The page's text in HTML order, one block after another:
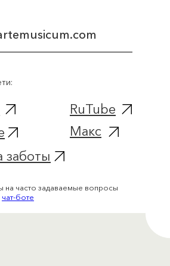
RuTube
на часто задаваемые вопросы
чат-боте
Макс
заботы